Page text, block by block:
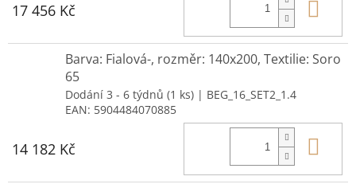
17 456 Kč
Barva: Fialová-, rozměr: 140x200, Textilie: Soro
65
Dodání 3 - 6 týdnů (1 ks) | BEG_16_SET2_1.4
EAN: 5904484070885
14 182 Kč